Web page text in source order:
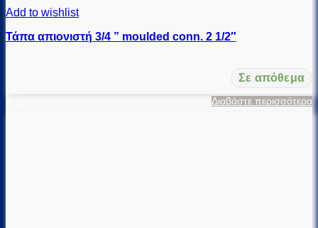
Add to wishlist
Τάπα απιονιστή 3/4 ” moulded conn. 2 1/2″
Σε απόθεμα
Διαβάστε περισσότερα